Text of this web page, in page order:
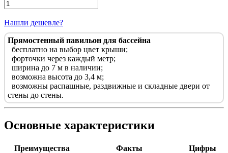
Нашли дешевле?
Прямостенный павильон для бассейна
бесплатно на выбор цвет крыши;
форточки через каждый метр;
ширина до 7 м в наличии;
возможна высота до 3,4 м;
возможны распашные, раздвижные и складные двери от
стены до стены.
Основные характеристики
Преимущества Факты
Цифры